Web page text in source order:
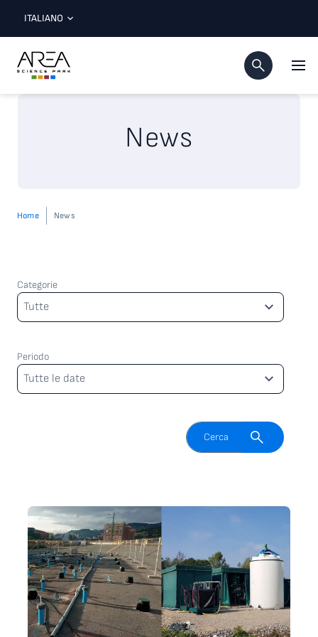
ITALIANO
News
Home News
Categorie
Categorie
Tutte
Periodo
Periodo
Tutte le date
Attiva il campo di ricerca